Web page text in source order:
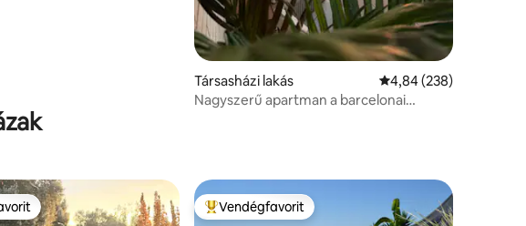
Társasházi lakás Átlagos értékelés: 5/
4,84 (238)
Nagyszerű apartman a barcelonai
Kiemelt vendégfavorit
Vendégfavorit